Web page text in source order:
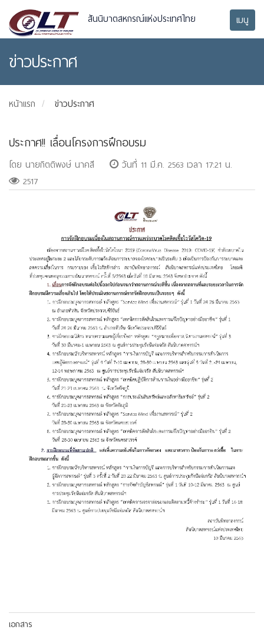
สันนิบาตสหกรณ์แห่งประเทศไทย เมนู
ข่าวประกาศ
หน้าแรก ข่าวประกาศ
ประกาศ!! เลื่อนโครงการฝึกอบรม
โดย นายกิตติพงษ์ นาคสี
วันที่ 11 มี.ค. 2563 เวลา 17:21 น.
2517
เอกสาร